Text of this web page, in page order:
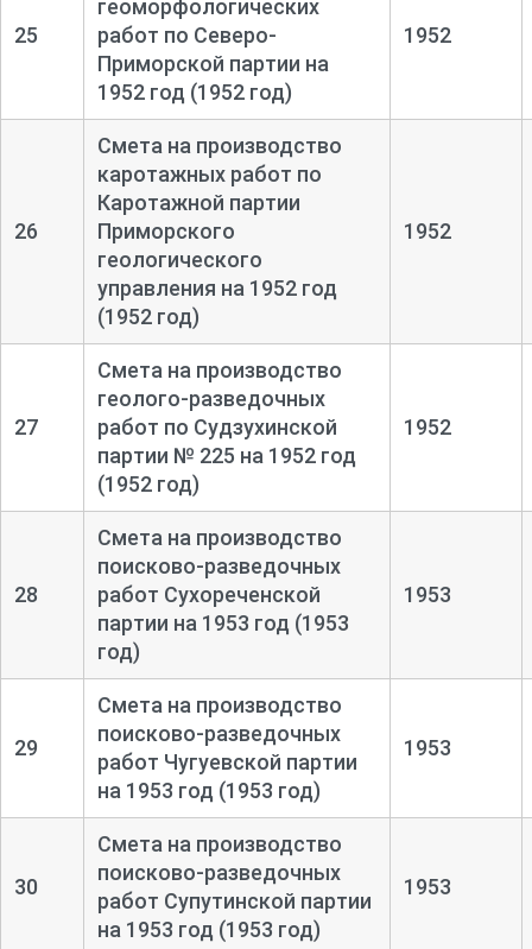
25
геоморфологических
работ по Северо-
Приморской партии на
1952 год (1952 год)
1952
26
Смета на производство
каротажных работ по
Каротажной партии
Приморского
геологического
управления на 1952 год
(1952 год)
1952
27
Смета на производство
геолого-разведочных
работ по Судзухинской
партии № 225 на 1952 год
(1952 год)
1952
28
Смета на производство
поисково-разведочных
работ Сухореченской
партии на 1953 год (1953
год)
1953
29
Смета на производство
поисково-разведочных
работ Чугуевской партии
на 1953 год (1953 год)
1953
30
Смета на производство
поисково-разведочных
работ Супутинской партии
на 1953 год (1953 год)
1953